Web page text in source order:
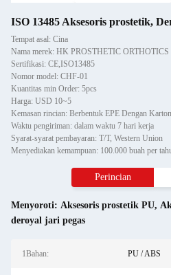
ISO 13485 Aksesoris prostetik,
Tempat asal: Cina
Nama merek: HK PROSTHETIC ORTHOTICS
Sertifikasi: CE,ISO13485
Nomor model: CHF-01
Kuantitas min Order: 5pcs
Harga: USD 10~5
Kemasan rincian: Berbentuk EPE Dengan Karton
Waktu pengiriman: dalam waktu 7 hari kerja
Syarat-syarat pembayaran: T/T, Western Union
Menyediakan kemampuan: 100.000 buah per
Perincian
Menyoroti: Aksesoris prostetik PU,
deroyal jari pegas
1Bahan: PU / ABS